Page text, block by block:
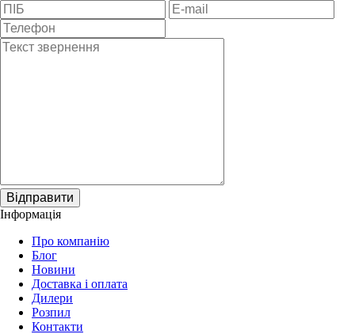
Відправити
Інформація
Про компанію
Блог
Новини
Доставка і оплата
Дилери
Розпил
Контакти